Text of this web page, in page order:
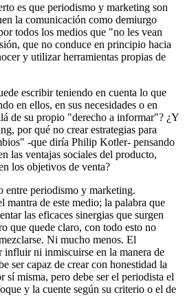
es que periodismo y marketing son
la comunicación como demiurgo
todos los medios que "no les vean
que no conduce en principio hacia
y utilizar herramientas propias de
escribir teniendo en cuenta lo que
en ellos, en sus necesidades o en
de su propio "derecho a informar"? ¿Y
por qué no crear estrategias para
-que diría Philip Kotler- pensando
las ventajas sociales del producto,
los objetivos de venta?
entre periodismo y marketing.
mantra de este medio; la palabra que
las eficaces sinergias que surgen
que quede claro, con todo esto no
Ni mucho menos. El
influir ni inmiscuirse en la manera de
ser capaz de crear con honestidad la
sí misma, pero debe ser el periodista el
y la cuente según su criterio o el de